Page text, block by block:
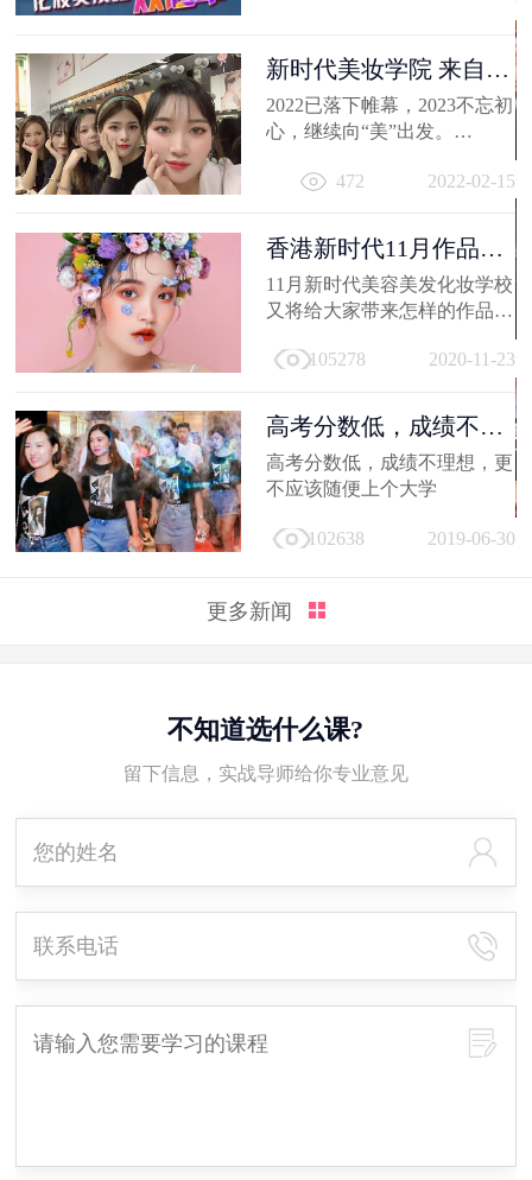
新时代美妆学院 来自
2022的回忆
2022已落下帷幕，2023不忘初
心，继续向“美”出发。
的小...
472 2022-02-15
香港新时代11月作品
选，惊艳潮流...
11月新时代美容美发化妆学校
又将给大家带来怎样的作品
吧。 105278 2020-11-23
高考分数低，成绩不理
想，更不应...
高考分数低，成绩不理想，更
不应该随便上个大学
102638 2019-06-30
更多新闻
不知道选什么课?
留下信息，实战导师给你专业意见